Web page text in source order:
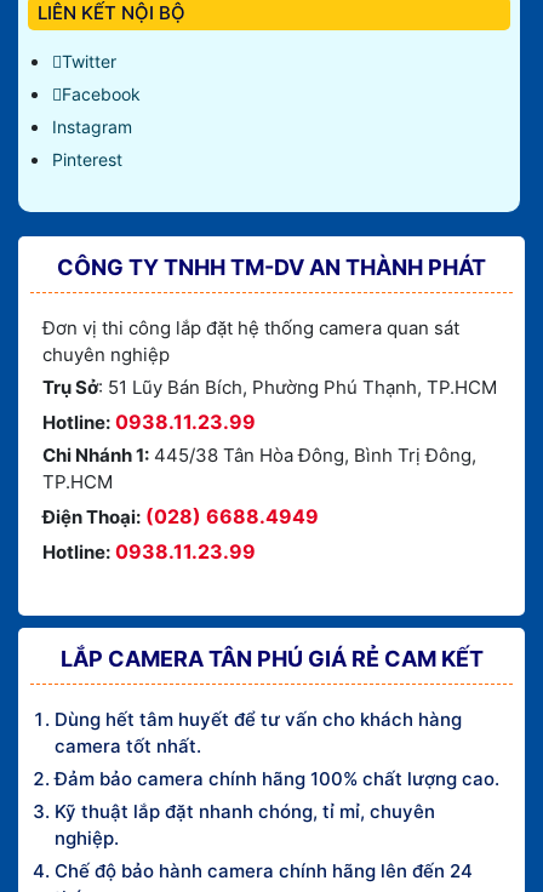
LIÊN KẾT NỘI BỘ
Twitter
Facebook
Instagram
Pinterest
CÔNG TY TNHH TM-DV AN THÀNH PHÁT
Đơn vị thi công lắp đặt hệ thống camera quan sát
chuyên nghiệp
Trụ Sở: 51 Lũy Bán Bích, Phường Phú Thạnh, TP.HCM
Hotline: 0938.11.23.99
Chi Nhánh 1: 445/38 Tân Hòa Đông, Bình Trị Đông,
TP.HCM
Điện Thoại: (028) 6688.4949
Hotline: 0938.11.23.99
LẮP CAMERA TÂN PHÚ GIÁ RẺ CAM KẾT
Dùng hết tâm huyết để tư vấn cho khách hàng
camera tốt nhất.
Đảm bảo camera chính hãng 100% chất lượng cao.
Kỹ thuật lắp đặt nhanh chóng, tỉ mỉ, chuyên
nghiệp.
Chế độ bảo hành camera chính hãng lên đến 24